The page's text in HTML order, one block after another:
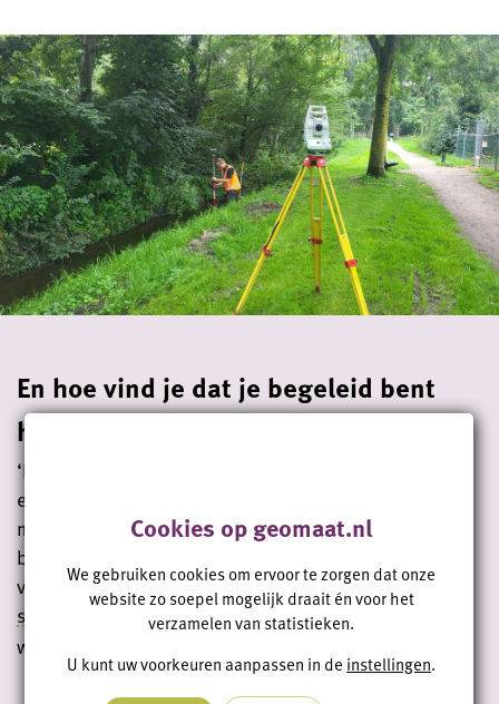
En hoe vind je dat je begeleid bent
hier?
‘De eerste dag vond ik erg leerzaam, veel introductie
en informatie op kantoor. Daarna ging ik naar buiten
met een collega om alles direct in de praktijk te
brengen. Ik werd goed begeleid door een collega die
veel geduld had en mij duidelijk uitlegde hoe ik een
situatiemetingmoet uitvoeren en hoe de codering
werkt’.
Cookies op geomaat.nl
We gebruiken cookies om ervoor te zorgen dat onze
website zo soepel mogelijk draait én voor het
verzamelen van statistieken.
U kunt uw voorkeuren aanpassen in de instellingen.